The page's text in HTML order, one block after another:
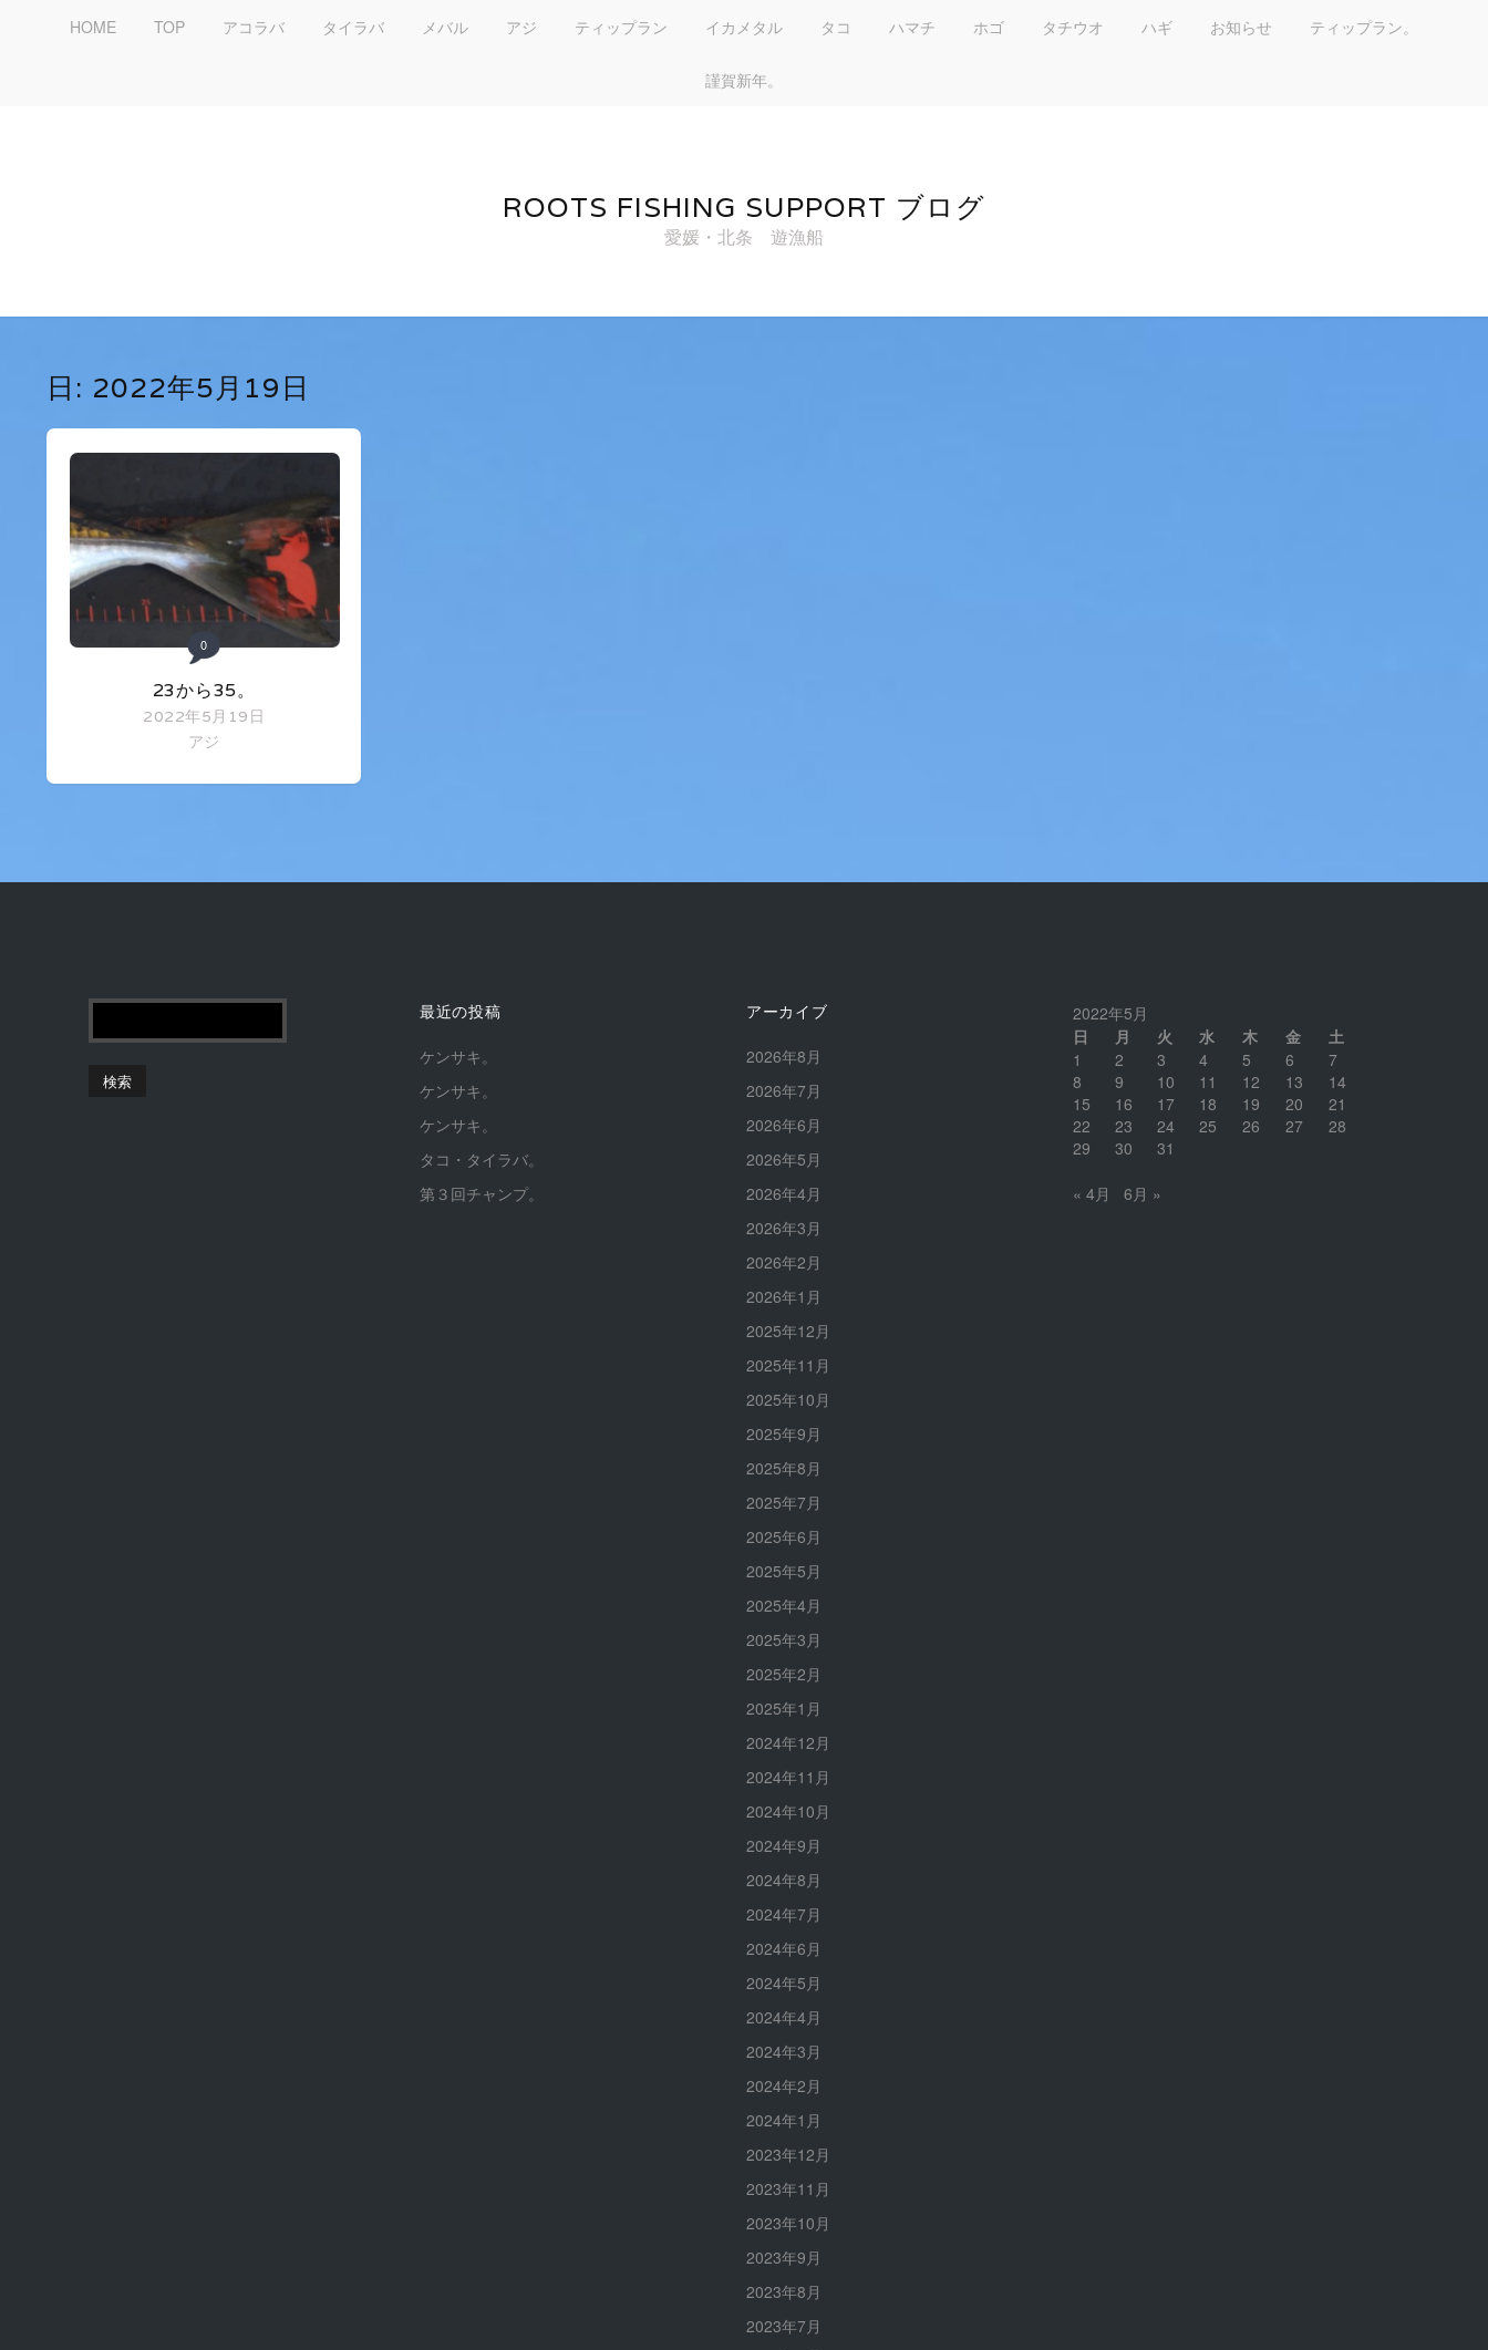
HOME TOP アコラバ タイラバ メバル アジ ティップラン イカメタル タコ ハマチ ホゴ タチウオ ハギ お知らせ ティップラン。
謹賀新年。
ROOTS FISHING SUPPORT ブログ
愛媛・北条 遊漁船
日: 2022年5月19日
0
23から35。
2022年5月19日
アジ
最近の投稿
ケンサキ。
ケンサキ。
ケンサキ。
タコ・タイラバ。
第３回チャンプ。
アーカイブ
2026年8月
2026年7月
2026年6月
2026年5月
2026年4月
2026年3月
2026年2月
2026年1月
2025年12月
2025年11月
2025年10月
2025年9月
2025年8月
2025年7月
2025年6月
2025年5月
2025年4月
2025年3月
2025年2月
2025年1月
2024年12月
2024年11月
2024年10月
2024年9月
2024年8月
2024年7月
2024年6月
2024年5月
2024年4月
2024年3月
2024年2月
2024年1月
2023年12月
2023年11月
2023年10月
2023年9月
2023年8月
2023年7月
2022年5月
日
月 火 水 木 金
土
1
2 3 4 5 6
7
8
9 10 11 12 13
14
15
16 17 18 19 20
21
22
23 24 25 26 27
28
29
30 31
« 4月 6月 »